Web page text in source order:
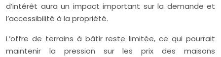
d’intérêt aura un impact important sur la demande et
l’accessibilité à la propriété.
L’offre de terrains à bâtir reste limitée, ce qui pourrait
maintenir la pression sur les prix des maisons